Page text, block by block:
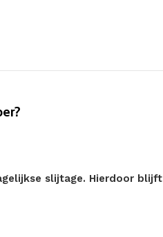
slijtage. Hierdoor blijft